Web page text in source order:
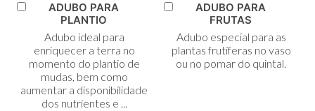
Adicionar
Carrinho
ADUBO PARA
PLANTIO
Adubo ideal para
enriquecer a terra no
momento do plantio de
mudas, bem como
aumentar a disponibilidade
dos nutrientes e ...
Adicionar
Carrinho
ADUBO PARA
FRUTAS
Adubo especial para as
plantas frutíferas no vaso
ou no pomar do quintal.